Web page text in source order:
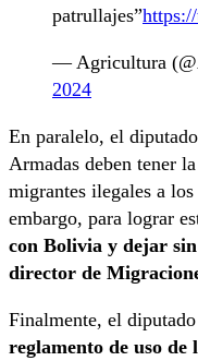
patrullajes”
— Agricultura
2024
En paralelo, el
Armadas deben tener
migrantes ilegales a
embargo, para lograr
con Bolivia y dejar
director de
Finalmente, el
reglamento de uso de